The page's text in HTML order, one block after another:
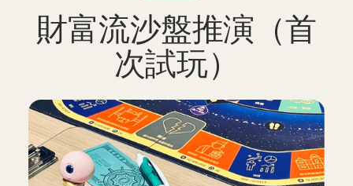
財富流沙盤推演（首
次試玩）